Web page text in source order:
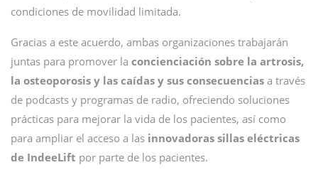
condiciones de movilidad limitada.
Gracias a este acuerdo, ambas organizaciones trabajarán
juntas para promover la concienciación sobre la artrosis,
la osteoporosis y las caídas y sus consecuencias a través
de podcasts y programas de radio, ofreciendo soluciones
prácticas para mejorar la vida de los pacientes, así como
para ampliar el acceso a las innovadoras sillas eléctricas
de IndeeLift por parte de los pacientes.